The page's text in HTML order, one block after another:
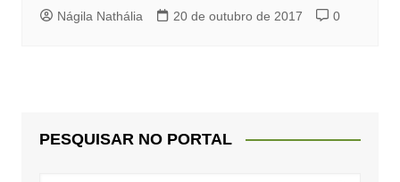
Nágila Nathália 20 de outubro de 2017 0
PESQUISAR NO PORTAL